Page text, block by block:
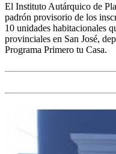
El Instituto Autárquico de
padrón provisorio de los
10 unidades habitacionales
provinciales en San José,
Programa Primero tu Casa.